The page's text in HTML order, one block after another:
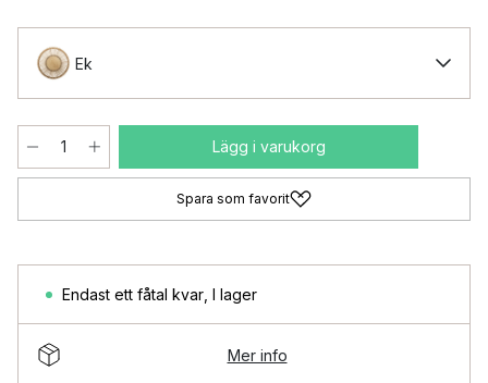
Ek
Lägg i varukorg
Spara som favorit
Endast ett fåtal kvar I lager
Mer info